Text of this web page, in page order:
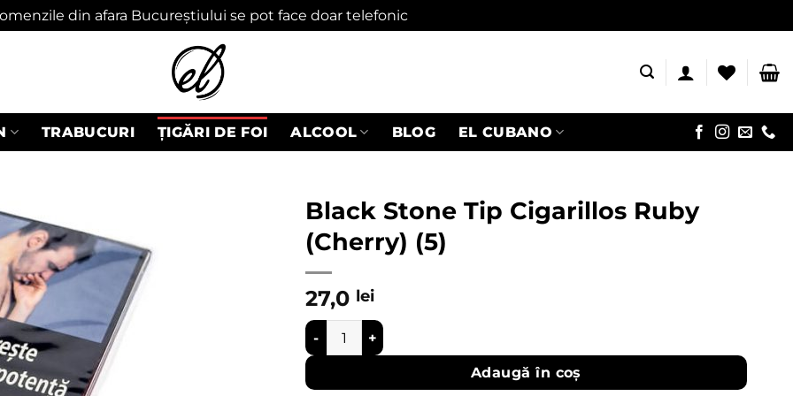
din afara Bucureștiului se pot face doar telefonic
TRABUCURI ȚIGĂRI DE FOI ALCOOL BLOG EL CUBANO
Black Stone Tip Cigarillos Ruby
(Cherry) (5)
27,0 lei
Cantitate Black Stone Tip Cigarillos Ruby (Cherry) (5)
Adaugă în coș